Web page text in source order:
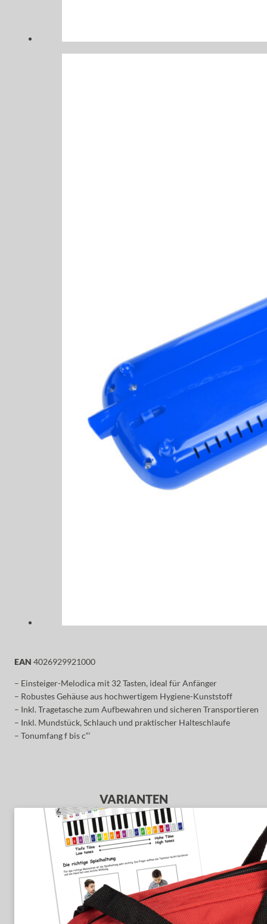
EAN 4026929921000
– Einsteiger-Melodica mit 32 Tasten, ideal für Anfänger
– Robustes Gehäuse aus hochwertigem Hygiene-Kunststoff
– Inkl. Tragetasche zum Aufbewahren und sicheren Transportieren
– Inkl. Mundstück, Schlauch und praktischer Halteschlaufe
– Tonumfang f bis c“‘
VARIANTEN